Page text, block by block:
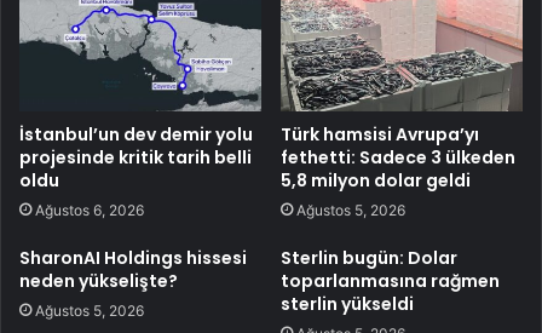
İstanbul’un dev demir yolu
projesinde kritik tarih belli
oldu
Ağustos 6, 2026
Türk hamsisi Avrupa’yı
fethetti: Sadece 3 ülkeden
5,8 milyon dolar geldi
Ağustos 5, 2026
SharonAI Holdings hissesi
neden yükselişte?
Ağustos 5, 2026
Sterlin bugün: Dolar
toparlanmasına rağmen
sterlin yükseldi